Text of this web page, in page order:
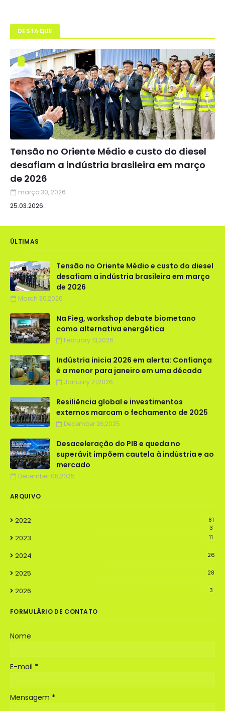
DESTAQUE
Tensão no Oriente Médio e custo do diesel
desafiam a indústria brasileira em março
de 2026
março 30, 2026
25.03.2026…
ÚLTIMAS
Tensão no Oriente Médio e custo do diesel
desafiam a indústria brasileira em março
de 2026
March 30,2026
Na Fieg, workshop debate biometano
como alternativa energética
February 13,2026
Indústria inicia 2026 em alerta: Confiança
é a menor para janeiro em uma década
January 21,2026
Resiliência global e investimentos
externos marcam o fechamento de 2025
December 26,2025
Desaceleração do PIB e queda no
superávit impõem cautela à indústria e ao
mercado
December 08,2025
ARQUIVO
2022
81
3
2023 11
2024 26
2025 28
2026 3
FORMULÁRIO DE CONTATO
Nome
E-mail *
Mensagem *